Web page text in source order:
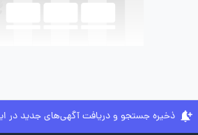
ذخیره جستجو و دریافت آگهی‌های جدید در